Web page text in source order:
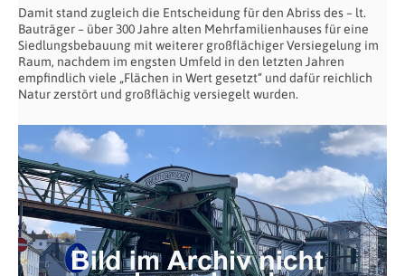
Damit stand zugleich die Entscheidung für den Abriss des – lt.
Bauträger – über 300 Jahre alten Mehrfamilienhauses für eine
Siedlungsbebauung mit weiterer großflächiger Versiegelung im
Raum, nachdem im engsten Umfeld in den letzten Jahren
empfindlich viele „Flächen in Wert gesetzt“ und dafür reichlich
Natur zerstört und großflächig versiegelt wurden.